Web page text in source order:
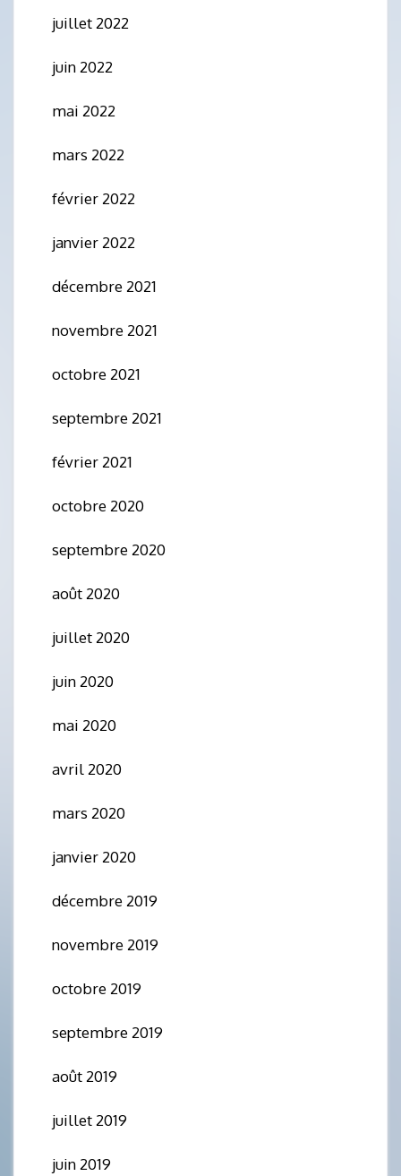
juillet 2022
juin 2022
mai 2022
mars 2022
février 2022
janvier 2022
décembre 2021
novembre 2021
octobre 2021
septembre 2021
février 2021
octobre 2020
septembre 2020
août 2020
juillet 2020
juin 2020
mai 2020
avril 2020
mars 2020
janvier 2020
décembre 2019
novembre 2019
octobre 2019
septembre 2019
août 2019
juillet 2019
juin 2019